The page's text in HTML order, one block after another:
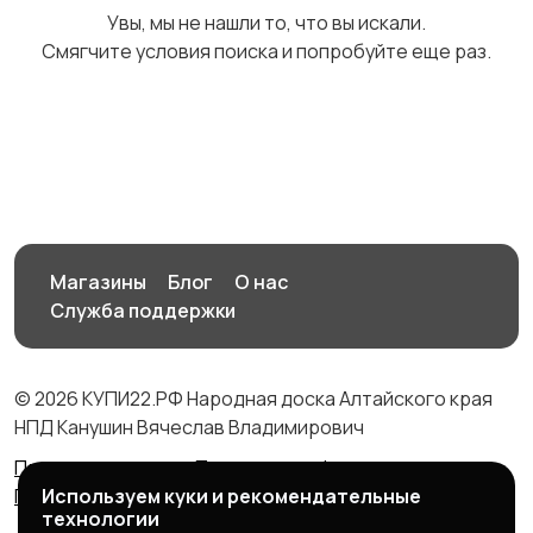
Увы, мы не нашли то, что вы искали.
Смягчите условия поиска и попробуйте еще раз.
Магазины Блог
О нас
Служба поддержки
© 2026 КУПИ22.РФ Народная доска Алтайского края
НПД Канушин Вячеслав Владимирович
Правила сервиса
Политика конфиденциальности
Политика использования cookie
Используем куки и рекомендательные
технологии